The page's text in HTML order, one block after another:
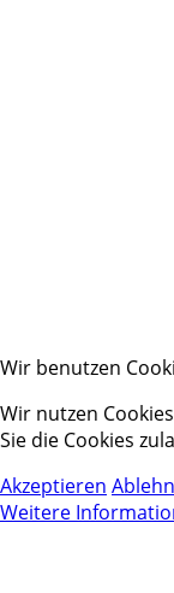
Wir benutzen
Wir nutzen
Sie die Cookies
Akzeptieren
Weitere